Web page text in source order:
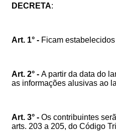
DECRETA:
Art. 1° - Ficam
Art. 2° - A partir da data do
as informações alusivas ao
Art. 3° - Os contribuintes
arts. 203 a 205, do Código